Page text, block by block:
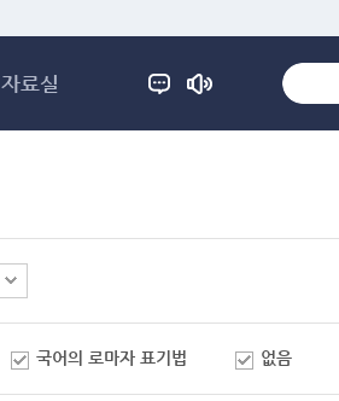
자료실
국어의 로마자 표기법 없음